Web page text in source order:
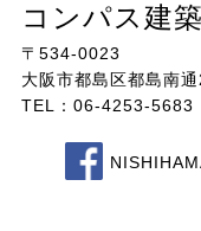
コンパス建
〒534-0023
大阪市都島区都島南
TEL：06-4253-